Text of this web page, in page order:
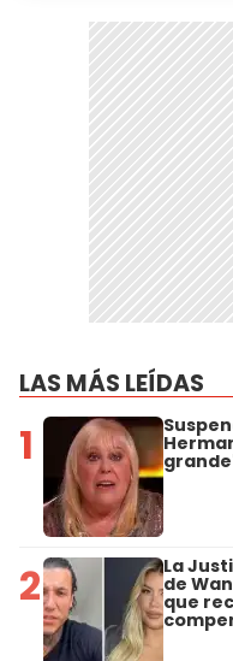
LAS MÁS LEÍDAS
1
2 La
de
que